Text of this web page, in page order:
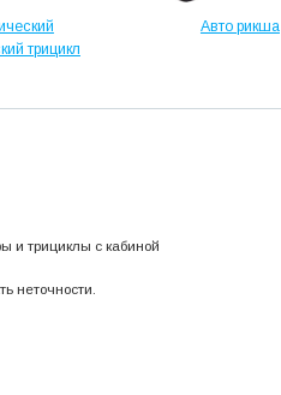
трицикл
Авто рикша
и трициклы с кабиной
неточности.